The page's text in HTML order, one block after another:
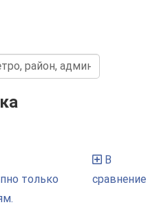
только
В
сравнение